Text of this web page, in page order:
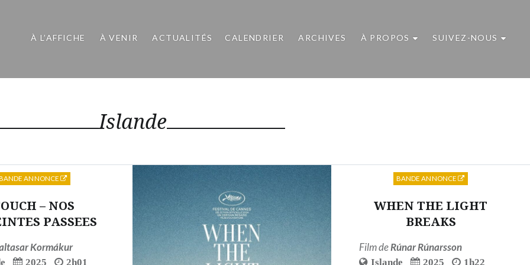
À L’AFFICHE À VENIR ACTUALITÉS CALENDRIER ARCHIVES À PROPOS SUIVEZ-NOUS
Islande
– NOS
PASSEES
Kormákur
2025
2h01
ANNONCE
WHEN THE LIGHT
BREAKS
Film deRúnar Rúnarsson
Islande 2025
1h22
BANDE ANNONCE